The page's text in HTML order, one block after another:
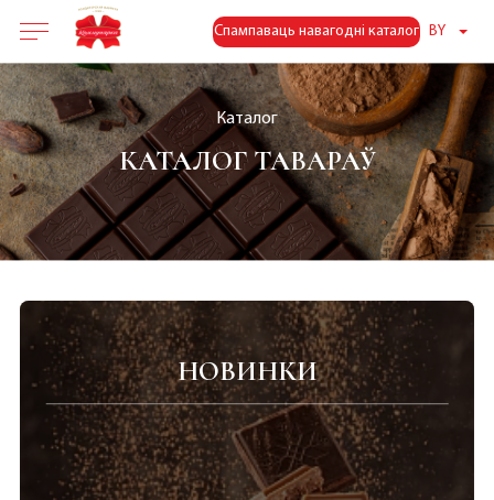
Спампаваць навагодні каталог BY
Каталог
КАТАЛОГ ТАВАРАЎ
НОВИНКИ